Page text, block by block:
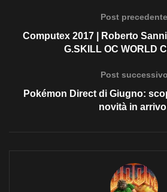
Post precedente
Computex 2017 | Roberto
G.SKILL OC WORLD
Post successivo
Pokémon Direct di Giugno:
novità in